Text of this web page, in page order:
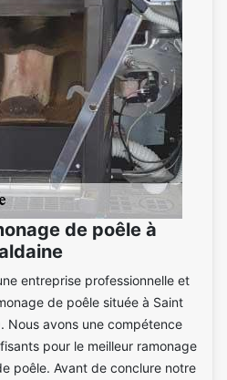
de poêle à
entreprise professionnelle et
de poêle située à Saint
Nous avons une compétence
pour le meilleur ramonage
poêle. Avant de conclure notre